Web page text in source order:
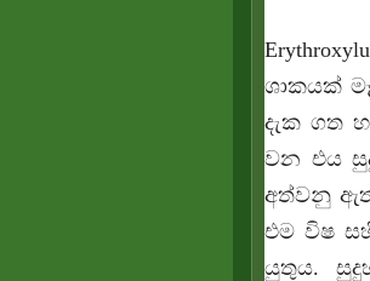
ශාකයක්
දැක ගත
වන එය
අත්වනු
එම විෂ
යුතුය.